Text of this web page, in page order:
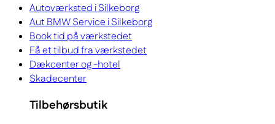
Autoværksted i Silkeborg
Aut BMW Service i Silkeborg
Book tid på værkstedet
Få et tilbud fra værkstedet
Dækcenter og -hotel
Skadecenter
Tilbehørsbutik